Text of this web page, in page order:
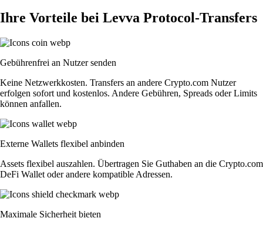
Ihre Vorteile bei Levva Protocol-Transfers
Gebührenfrei an Nutzer senden
Keine Netzwerkkosten. Transfers an andere Crypto.com Nutzer
erfolgen sofort und kostenlos. Andere Gebühren, Spreads oder Limits
können anfallen.
Externe Wallets flexibel anbinden
Assets flexibel auszahlen. Übertragen Sie Guthaben an die Crypto.com
DeFi Wallet oder andere kompatible Adressen.
Maximale Sicherheit bieten